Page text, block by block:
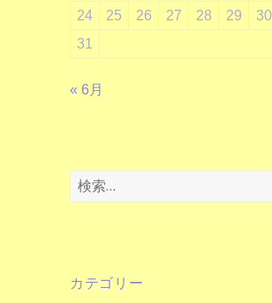
24
25 26 27 28 29
30
31
« 6月
検
索:
カテゴリー